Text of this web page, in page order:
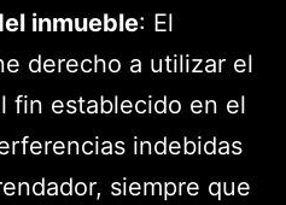
inmueble: El
derecho a utilizar el
fin establecido en el
indebidas
siempre que